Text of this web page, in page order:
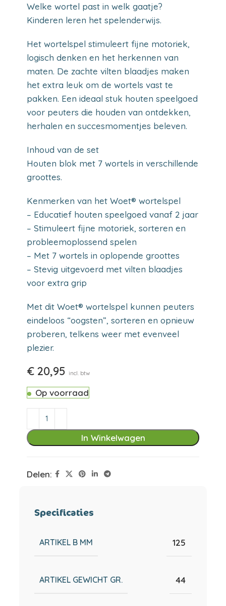
Welke wortel past in welk gaatje?
Kinderen leren het spelenderwijs.
Het wortelspel stimuleert fijne motoriek,
logisch denken en het herkennen van
maten. De zachte vilten blaadjes maken
het extra leuk om de wortels vast te
pakken. Een ideaal stuk houten speelgoed
voor peuters die houden van ontdekken,
herhalen en succesmomentjes beleven.
Inhoud van de set
Houten blok met 7 wortels in verschillende
groottes.
Kenmerken van het Woet® wortelspel
– Educatief houten speelgoed vanaf 2 jaar
– Stimuleert fijne motoriek, sorteren en
probleemoplossend spelen
– Met 7 wortels in oplopende groottes
– Stevig uitgevoerd met vilten blaadjes
voor extra grip
Met dit Woet® wortelspel kunnen peuters
eindeloos “oogsten”, sorteren en opnieuw
proberen, telkens weer met evenveel
plezier.
€20,95 incl. btw
Op voorraad
In Winkelwagen
Delen:
Specificaties
ARTIKEL B MM 125
ARTIKEL GEWICHT GR. 44